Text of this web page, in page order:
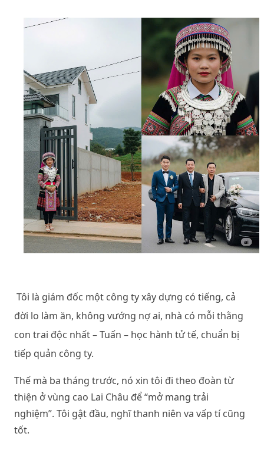
Tôi là giám đốc một công ty xây dựng có tiếng, cả
đời lo làm ăn, không vướng nợ ai, nhà có mỗi thằng
con trai độc nhất – Tuấn – học hành tử tế, chuẩn bị
tiếp quản công ty.
Thế mà ba tháng trước, nó xin tôi đi theo đoàn từ
thiện ở vùng cao Lai Châu để “mở mang trải
nghiệm”. Tôi gật đầu, nghĩ thanh niên va vấp tí cũng
tốt.